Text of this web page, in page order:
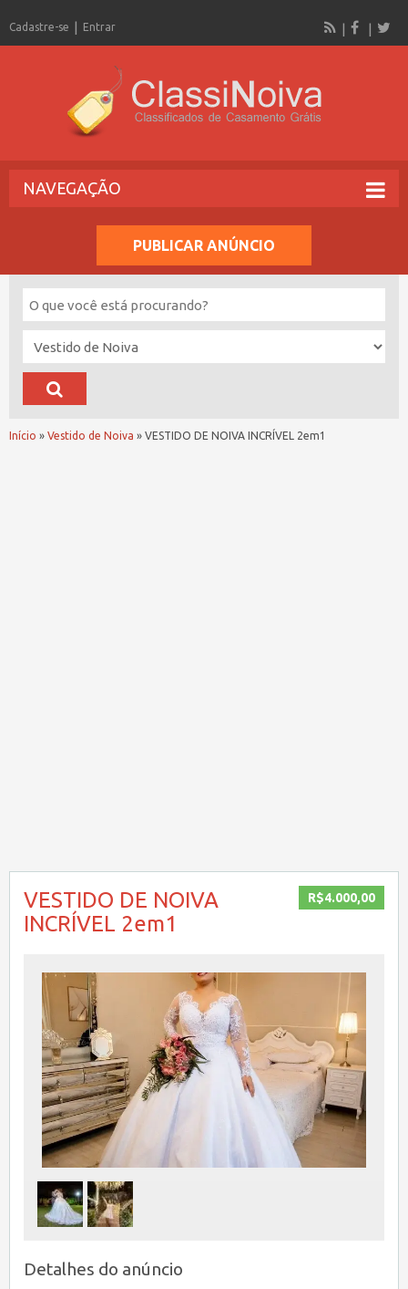
Cadastre-se Entrar
NAVEGAÇÃO
PUBLICAR ANÚNCIO
Início » Vestido de Noiva » VESTIDO DE NOIVA INCRÍVEL 2em1
R$4.000,00
VESTIDO DE NOIVA
INCRÍVEL 2em1
Detalhes do anúncio